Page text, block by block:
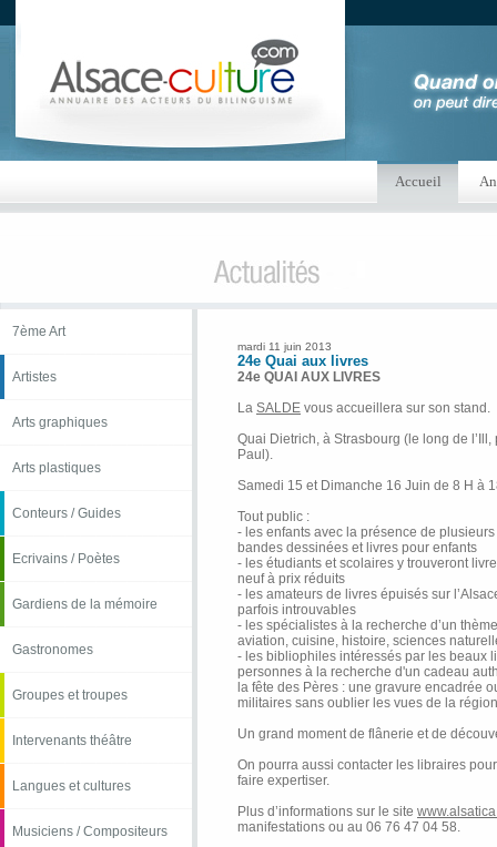
Accueil
7ème Art
Artistes
Arts graphiques
Arts plastiques
Conteurs / Guides
Ecrivains / Poètes
Gardiens de la mémoire
Gastronomes
Groupes et troupes
Intervenants théâtre
Langues et cultures
Musiciens / Compositeurs
mardi 11 juin 2013
24e Quai aux livres
24e QUAI AUX LIVRES
La SALDE vous accueillera sur son stand.
Quai Dietrich, à Strasbourg (le long de
Paul).
Samedi 15 et Dimanche 16 Juin de 8 H à
Tout public :
- les enfants avec la présence de
bandes dessinées et livres pour enfants
- les étudiants et scolaires y trouveront
neuf à prix réduits
- les amateurs de livres épuisés sur
parfois introuvables
- les spécialistes à la recherche d’un
aviation, cuisine, histoire, sciences
- les bibliophiles intéressés par les beaux
personnes à la recherche d'un cadeau
la fête des Pères : une gravure encadrée
militaires sans oublier les vues de la
Un grand moment de flânerie et de
On pourra aussi contacter les libraires
faire expertiser.
Plus d’informations sur le site
manifestations ou au 06 76 47 04 58.